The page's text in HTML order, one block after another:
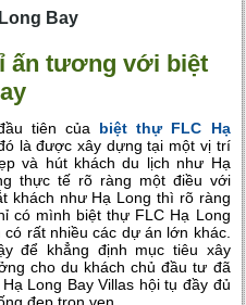
Bay
ấn tương với biệt
tiên của biệt thự FLC Hạ
là được xây dựng tại một vị trí
và hút khách du lịch như Hạ
thực tế rõ ràng một điều với
khách như Hạ Long thì rõ ràng
có mình biệt thự FLC Hạ Long
có rất nhiều các dự án lớn khác.
để khẳng định mục tiêu xây
cho du khách chủ đầu tư đã
Long Bay Villas hội tụ đầy đủ